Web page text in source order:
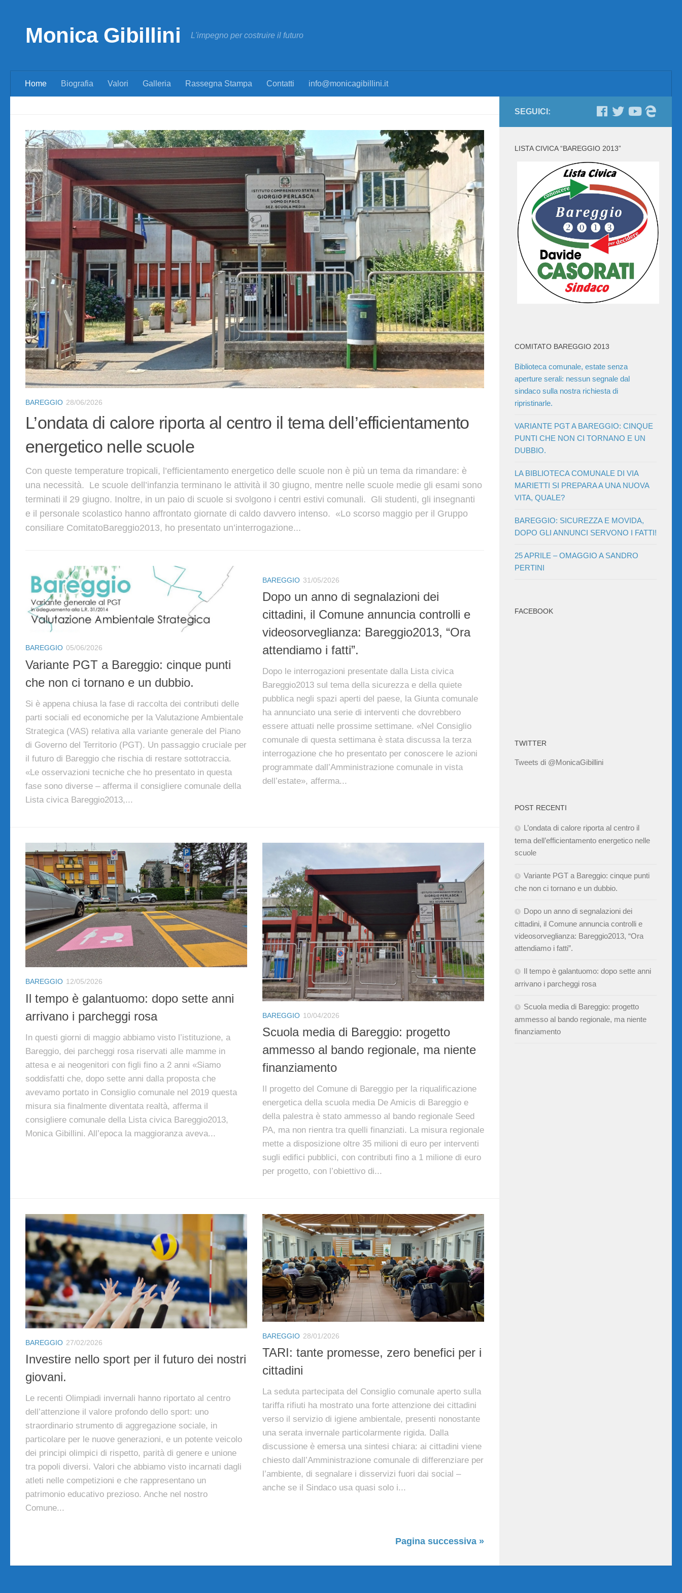
Monica Gibillini L'impegno per costruire il futuro
Home Biografia Valori Galleria Rassegna Stampa Contatti info@monicagibillini.it
BAREGGIO 28/06/2026
L’ondata di calore riporta al centro il tema dell’efficientamento
energetico nelle scuole
Con queste temperature tropicali, l’efficientamento energetico delle scuole non è più un tema da rimandare: è
una necessità. Le scuole dell’infanzia terminano le attività il 30 giugno, mentre nelle scuole medie gli esami sono
terminati il 29 giugno. Inoltre, in un paio di scuole si svolgono i centri estivi comunali. Gli studenti, gli insegnanti
e il personale scolastico hanno affrontato giornate di caldo davvero intenso. «Lo scorso maggio per il Gruppo
consiliare ComitatoBareggio2013, ho presentato un’interrogazione...
BAREGGIO 05/06/2026
Variante PGT a Bareggio: cinque punti
che non ci tornano e un dubbio.
Si è appena chiusa la fase di raccolta dei contributi delle
parti sociali ed economiche per la Valutazione Ambientale
Strategica (VAS) relativa alla variante generale del Piano
di Governo del Territorio (PGT). Un passaggio cruciale per
il futuro di Bareggio che rischia di restare sottotraccia.
«Le osservazioni tecniche che ho presentato in questa
fase sono diverse – afferma il consigliere comunale della
Lista civica Bareggio2013,...
BAREGGIO 31/05/2026
Dopo un anno di segnalazioni dei
cittadini, il Comune annuncia controlli e
videosorveglianza: Bareggio2013, “Ora
attendiamo i fatti”.
Dopo le interrogazioni presentate dalla Lista civica
Bareggio2013 sul tema della sicurezza e della quiete
pubblica negli spazi aperti del paese, la Giunta comunale
ha annunciato una serie di interventi che dovrebbero
essere attuati nelle prossime settimane. «Nel Consiglio
comunale di questa settimana è stata discussa la terza
interrogazione che ho presentato per conoscere le azioni
programmate dall’Amministrazione comunale in vista
dell’estate», afferma...
BAREGGIO 12/05/2026
Il tempo è galantuomo: dopo sette anni
arrivano i parcheggi rosa
In questi giorni di maggio abbiamo visto l’istituzione, a
Bareggio, dei parcheggi rosa riservati alle mamme in
attesa e ai neogenitori con figli fino a 2 anni «Siamo
soddisfatti che, dopo sette anni dalla proposta che
avevamo portato in Consiglio comunale nel 2019 questa
misura sia finalmente diventata realtà, afferma il
consigliere comunale della Lista civica Bareggio2013,
Monica Gibillini. All’epoca la maggioranza aveva...
BAREGGIO 10/04/2026
Scuola media di Bareggio: progetto
ammesso al bando regionale, ma niente
finanziamento
Il progetto del Comune di Bareggio per la riqualificazione
energetica della scuola media De Amicis di Bareggio e
della palestra è stato ammesso al bando regionale Seed
PA, ma non rientra tra quelli finanziati. La misura regionale
mette a disposizione oltre 35 milioni di euro per interventi
sugli edifici pubblici, con contributi fino a 1 milione di euro
per progetto, con l’obiettivo di...
BAREGGIO 27/02/2026
Investire nello sport per il futuro dei nostri
giovani.
Le recenti Olimpiadi invernali hanno riportato al centro
dell’attenzione il valore profondo dello sport: uno
straordinario strumento di aggregazione sociale, in
particolare per le nuove generazioni, e un potente veicolo
dei principi olimpici di rispetto, parità di genere e unione
tra popoli diversi. Valori che abbiamo visto incarnati dagli
atleti nelle competizioni e che rappresentano un
patrimonio educativo prezioso. Anche nel nostro
Comune...
BAREGGIO 28/01/2026
TARI: tante promesse, zero benefici per i
cittadini
La seduta partecipata del Consiglio comunale aperto sulla
tariffa rifiuti ha mostrato una forte attenzione dei cittadini
verso il servizio di igiene ambientale, presenti nonostante
una serata invernale particolarmente rigida. Dalla
discussione è emersa una sintesi chiara: ai cittadini viene
chiesto dall’Amministrazione comunale di differenziare per
l’ambiente, di segnalare i disservizi fuori dai social –
anche se il Sindaco usa quasi solo i...
Pagina successiva »
SEGUICI:
LISTA CIVICA “BAREGGIO 2013”
COMITATO BAREGGIO 2013
Biblioteca comunale, estate senza
aperture serali: nessun segnale dal
sindaco sulla nostra richiesta di
ripristinarle.
VARIANTE PGT A BAREGGIO: CINQUE
PUNTI CHE NON CI TORNANO E UN
DUBBIO.
LA BIBLIOTECA COMUNALE DI VIA
MARIETTI SI PREPARA A UNA NUOVA
VITA, QUALE?
BAREGGIO: SICUREZZA E MOVIDA,
DOPO GLI ANNUNCI SERVONO I FATTI!
25 APRILE – OMAGGIO A SANDRO
PERTINI
FACEBOOK
TWITTER
Tweets di @MonicaGibillini
POST RECENTI
L’ondata di calore riporta al centro il
tema dell’efficientamento energetico nelle
scuole
Variante PGT a Bareggio: cinque punti
che non ci tornano e un dubbio.
Dopo un anno di segnalazioni dei
cittadini, il Comune annuncia controlli e
videosorveglianza: Bareggio2013, “Ora
attendiamo i fatti”.
Il tempo è galantuomo: dopo sette anni
arrivano i parcheggi rosa
Scuola media di Bareggio: progetto
ammesso al bando regionale, ma niente
finanziamento